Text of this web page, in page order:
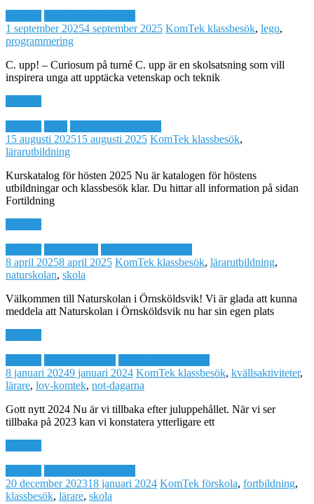
1 september 20254 september 2025 KomTek klassbesök, lego,
programmering
C. upp! – Curiosum på turné C. upp är en skolsatsning som vill
inspirera unga att upptäcka vetenskap och teknik
15 augusti 202515 augusti 2025 KomTek klassbesök,
lärarutbildning
Kurskatalog för hösten 2025 Nu är katalogen för höstens
utbildningar och klassbesök klar. Du hittar all information på sidan
Fortildning
8 april 20258 april 2025 KomTek klassbesök, lärarutbildning,
naturskolan, skola
Välkommen till Naturskolan i Örnsköldsvik! Vi är glada att kunna
meddela att Naturskolan i Örnsköldsvik nu har sin egen plats
8 januari 20249 januari 2024 KomTek klassbesök, kvällsaktiviteter,
lärare, lov-komtek, not-dagarna
Gott nytt 2024 Nu är vi tillbaka efter juluppehållet. När vi ser
tillbaka på 2023 kan vi konstatera ytterligare ett
20 december 202318 januari 2024 KomTek förskola, fortbildning,
klassbesök, lärare, skola